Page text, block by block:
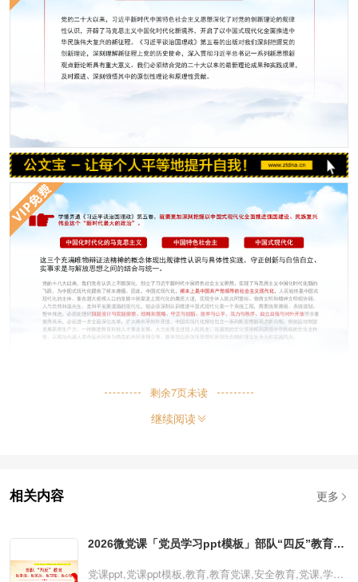
剩余7页未读
继续阅读
相关内容 更多
2026微党课「党员学习ppt模板」部队“四反”教育部
队安全教育党课ppt模板（含配套讲稿）
党课ppt,党课ppt模板,教育,教育党课,安全教育,党课,学